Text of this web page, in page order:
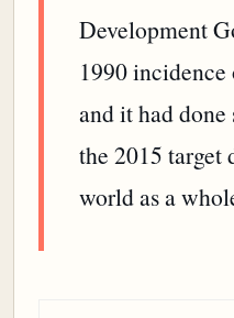
Development
1990
and it had done
the 2015 target
world as a